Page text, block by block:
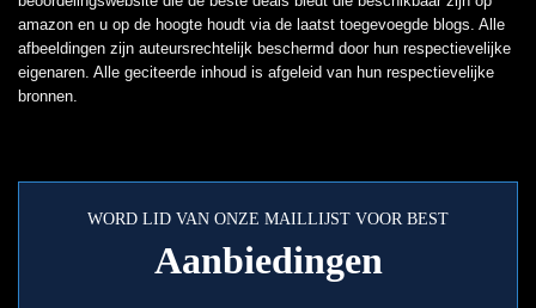
amazon en u op de hoogte houdt via de laatst toegevoegde blogs. Alle
afbeeldingen zijn auteursrechtelijk beschermd door hun respectievelijke
eigenaren. Alle geciteerde inhoud is afgeleid van hun respectievelijke
bronnen.
WORD LID VAN ONZE MAILLIJST VOOR BEST
Aanbiedingen